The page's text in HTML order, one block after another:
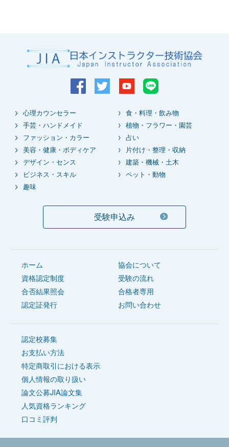
心理カウンセラー
食・料理・飲み物
手芸・ハンドメイド
植物・フラワー・園芸
ファッション・カラー
占い
美容・健康・ボディケア
片付け・整理・収納
デザイン・センス
建築・機械・土木
ビジネス・スキル
ペット・動物
趣味
受験申込み
ホーム
協会について
資格認定制度
受験の流れ
合否結果照会
合格者専用
認定証発行
お問い合わせ
認定校募集
お支払い方法
特定商取引における表示
個人情報の取り扱い
論文公募JIA論文集
人気資格ランキング
口コミ評判